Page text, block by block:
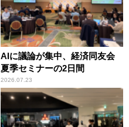
AIに議論が集中、経済同友会
夏季セミナーの2日間
2026.07.23